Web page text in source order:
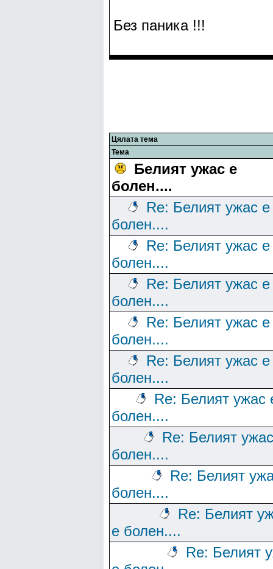
Без паника !!!
Цялата тема
Тема
Белият ужас е
болен....
Re: Белият ужас е
болен....
Re: Белият ужас е
болен....
Re: Белият ужас е
болен....
Re: Белият ужас е
болен....
Re: Белият ужас е
болен....
Re: Белият ужас
болен....
Re: Белият
болен....
Re: Белият
болен....
Re: Белият
е болен....
Re: Белият